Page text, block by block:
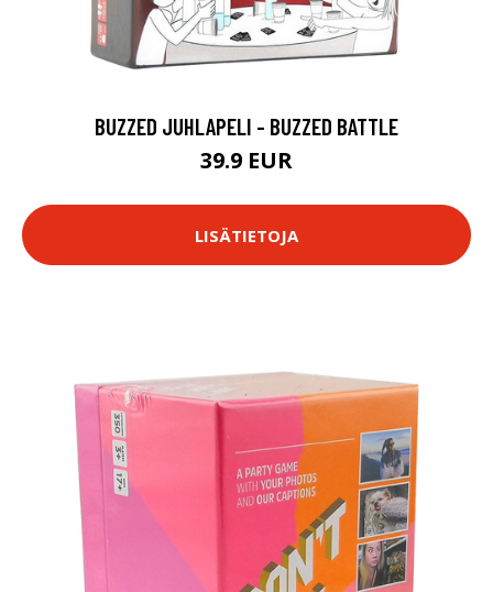
BUZZED JUHLAPELI - BUZZED BATTLE
39.9 EUR
LISÄTIETOJA